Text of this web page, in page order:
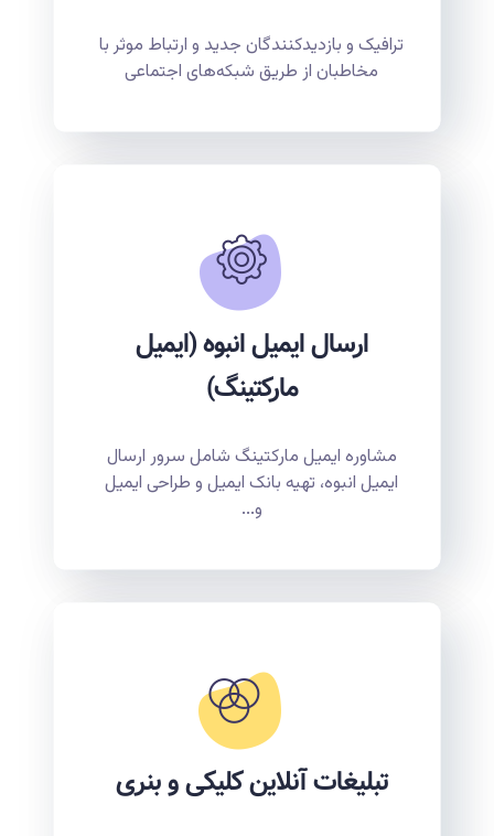
ترافیک و بازدیدکنندگان جدید و ارتباط موثر با
مخاطبان از طریق شبکه‌های اجتماعی
ارسال ایمیل انبوه (ایمیل
مارکتینگ)
مشاوره ایمیل مارکتینگ شامل سرور ارسال
ایمیل انبوه، تهیه بانک ایمیل و طراحی ایمیل
و...
تبلیغات آنلاین کلیکی و بنری